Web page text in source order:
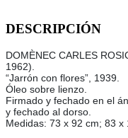
DESCRIPCIÓN
DOMÈNEC CARLES
1962).
“Jarrón con flores”, 1939.
Óleo sobre lienzo.
Firmado y fechado en el
y fechado al dorso.
Medidas: 73 x 92 cm; 83 x